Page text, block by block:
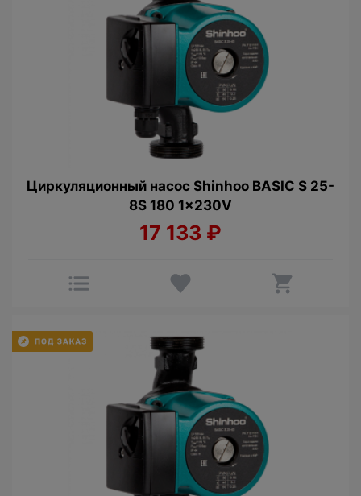
Циркуляционный насос Shinhoo BASIC S 25-
8S 180 1x230V
17 133 ₽